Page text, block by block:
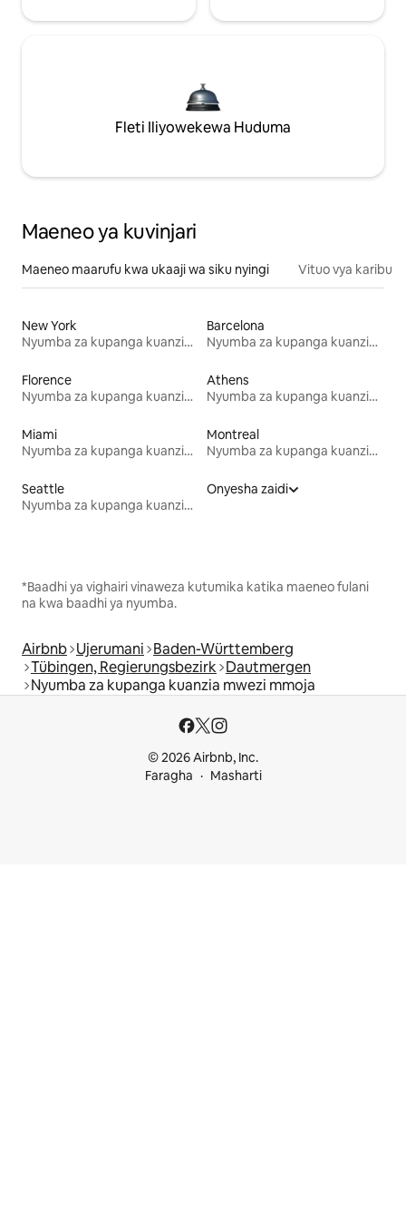
Fleti Iliyowekewa Huduma
Maeneo ya kuvinjari
Maeneo maarufu kwa ukaaji wa siku nyingi Vituo vya karibu
New York
Nyumba za kupanga kuanzia mwezi mmoja
Barcelona
Nyumba za kupanga kuanzia mwezi mmoja
Florence
Nyumba za kupanga kuanzia mwezi mmoja
Athens
Nyumba za kupanga kuanzia mwezi mmoja
Miami
Nyumba za kupanga kuanzia mwezi mmoja
Montreal
Nyumba za kupanga kuanzia mwezi mmoja
Seattle
Nyumba za kupanga kuanzia mwezi mmoja
Onyesha zaidi
*Baadhi ya vighairi vinaweza kutumika katika maeneo fulani
na kwa baadhi ya nyumba.
Airbnb Ujerumani Baden-Württemberg
Tübingen, Regierungsbezirk Dautmergen
Nyumba za kupanga kuanzia mwezi mmoja
© 2026 Airbnb, Inc.
Faragha
Masharti